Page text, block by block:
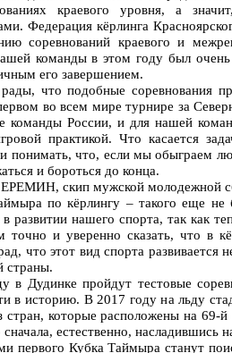
краевого уровня, а
Федерация кёрлинга
соревнований краевого и
команды в этом году был
его завершением.
что подобные соревнования
во всем мире турнире за
команды России, и для нашей
практикой. Что касается
понимать, что, если мы обыграем
и бороться до конца.
ЕРЕМИН, скип мужской молодежной
по кёрлингу – такого еще
развитии нашего спорта, так как
и уверенно сказать, что в
что этот вид спорта развивается
страны.
в Дудинке пройдут тестовые
в историю. В 2017 году на льду
стран, которые расположены на 69-
естественно,
первого Кубка Таймыра станут